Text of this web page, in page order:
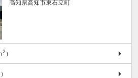
高知県高知市東石立町
2 ）
）